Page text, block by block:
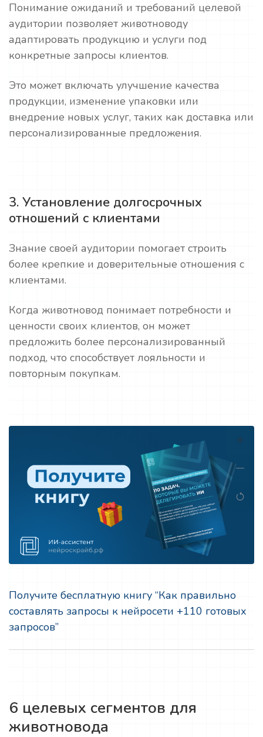
Понимание ожиданий и требований целевой
аудитории позволяет животноводу
адаптировать продукцию и услуги под
конкретные запросы клиентов.
Это может включать улучшение качества
продукции, изменение упаковки или
внедрение новых услуг, таких как доставка или
персонализированные предложения.
3. Установление долгосрочных
отношений с клиентами
Знание своей аудитории помогает строить
более крепкие и доверительные отношения с
клиентами.
Когда животновод понимает потребности и
ценности своих клиентов, он может
предложить более персонализированный
подход, что способствует лояльности и
повторным покупкам.
Получите бесплатную книгу “Как правильно
составлять запросы к нейросети +110 готовых
запросов”
6 целевых сегментов для
животновода